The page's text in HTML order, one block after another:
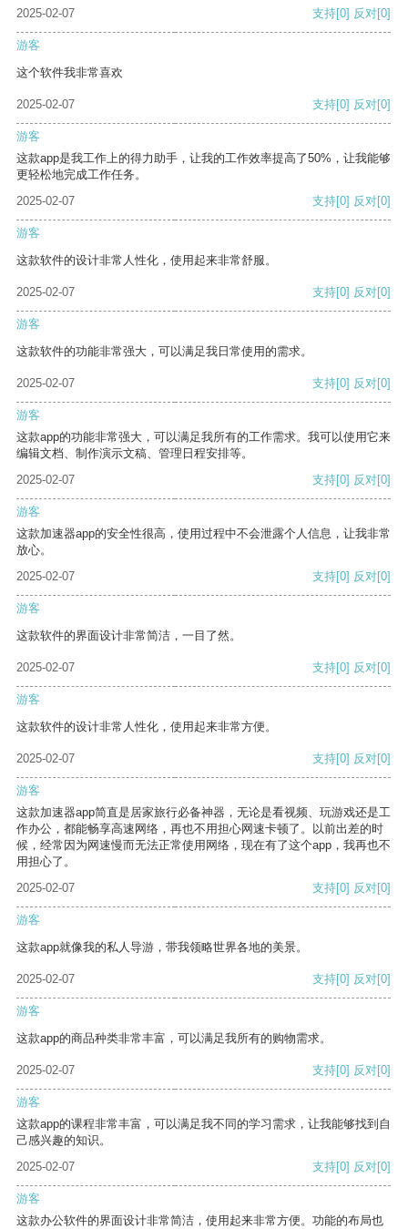
2025-02-07 支持[0] 反对[0]
游客
这个软件我非常喜欢
2025-02-07 支持[0] 反对[0]
游客
这款app是我工作上的得力助手，让我的工作效率提高了50%，让我能够
更轻松地完成工作任务。
2025-02-07
支持[0] 反对[0]
游客
这款软件的设计非常人性化，使用起来非常舒服。
2025-02-07 支持[0] 反对[0]
游客
这款软件的功能非常强大，可以满足我日常使用的需求。
2025-02-07 支持[0] 反对[0]
游客
这款app的功能非常强大，可以满足我所有的工作需求。我可以使用它来
编辑文档、制作演示文稿、管理日程安排等。
2025-02-07
支持[0] 反对[0]
游客
这款加速器app的安全性很高，使用过程中不会泄露个人信息，让我非常
放心。
2025-02-07
支持[0] 反对[0]
游客
这款软件的界面设计非常简洁，一目了然。
2025-02-07 支持[0] 反对[0]
游客
这款软件的设计非常人性化，使用起来非常方便。
2025-02-07 支持[0] 反对[0]
游客
这款加速器app简直是居家旅行必备神器，无论是看视频、玩游戏还是工
作办公，都能畅享高速网络，再也不用担心网速卡顿了。以前出差的时
候，经常因为网速慢而无法正常使用网络，现在有了这个app，我再也不
用担心了。
2025-02-07
支持[0] 反对[0]
游客
这款app就像我的私人导游，带我领略世界各地的美景。
2025-02-07 支持[0] 反对[0]
游客
这款app的商品种类非常丰富，可以满足我所有的购物需求。
2025-02-07 支持[0] 反对[0]
游客
这款app的课程非常丰富，可以满足我不同的学习需求，让我能够找到自
己感兴趣的知识。
2025-02-07
支持[0] 反对[0]
游客
这款办公软件的界面设计非常简洁，使用起来非常方便。功能的布局也